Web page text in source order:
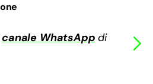
canale WhatsApp di